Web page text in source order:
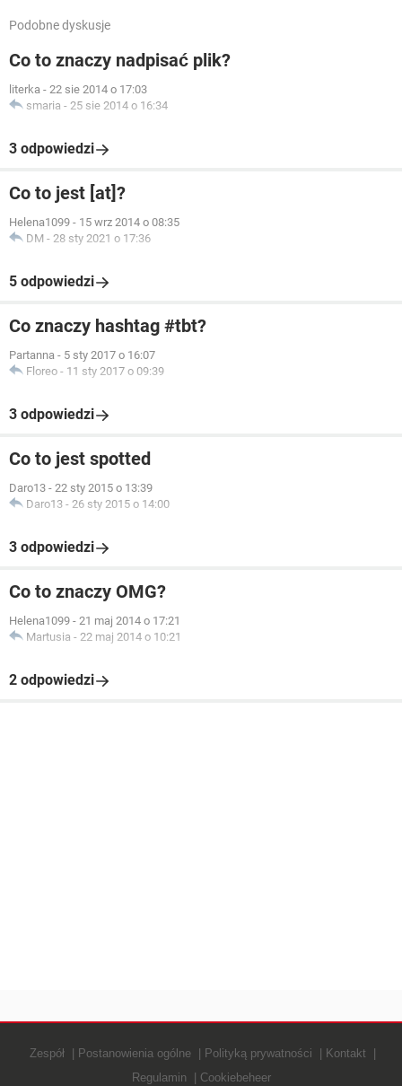
Podobne dyskusje
Co to znaczy nadpisać plik?
literka - 22 sie 2014 o 17:03
smaria - 25 sie 2014 o 16:34
3 odpowiedzi
Co to jest [at]?
Helena1099 - 15 wrz 2014 o 08:35
DM - 28 sty 2021 o 17:36
5 odpowiedzi
Co znaczy hashtag #tbt?
Partanna - 5 sty 2017 o 16:07
Floreo - 11 sty 2017 o 09:39
3 odpowiedzi
Co to jest spotted
Daro13 - 22 sty 2015 o 13:39
Daro13 - 26 sty 2015 o 14:00
3 odpowiedzi
Co to znaczy OMG?
Helena1099 - 21 maj 2014 o 17:21
Martusia - 22 maj 2014 o 10:21
2 odpowiedzi
Zespół Postanowienia ogólne Polityką prywatności
Kontakt
Regulamin
Cookiebeheer